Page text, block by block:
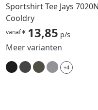
Sportshirt Tee Jays 7020N
Cooldry
vanaf € 13,85 p/s
Meer varianten
+4